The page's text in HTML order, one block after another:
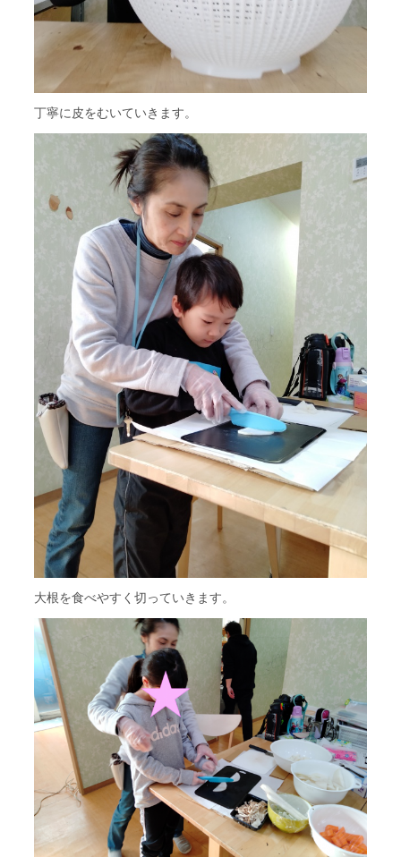
丁寧に皮をむいていきます。
大根を食べやすく切っていきます。